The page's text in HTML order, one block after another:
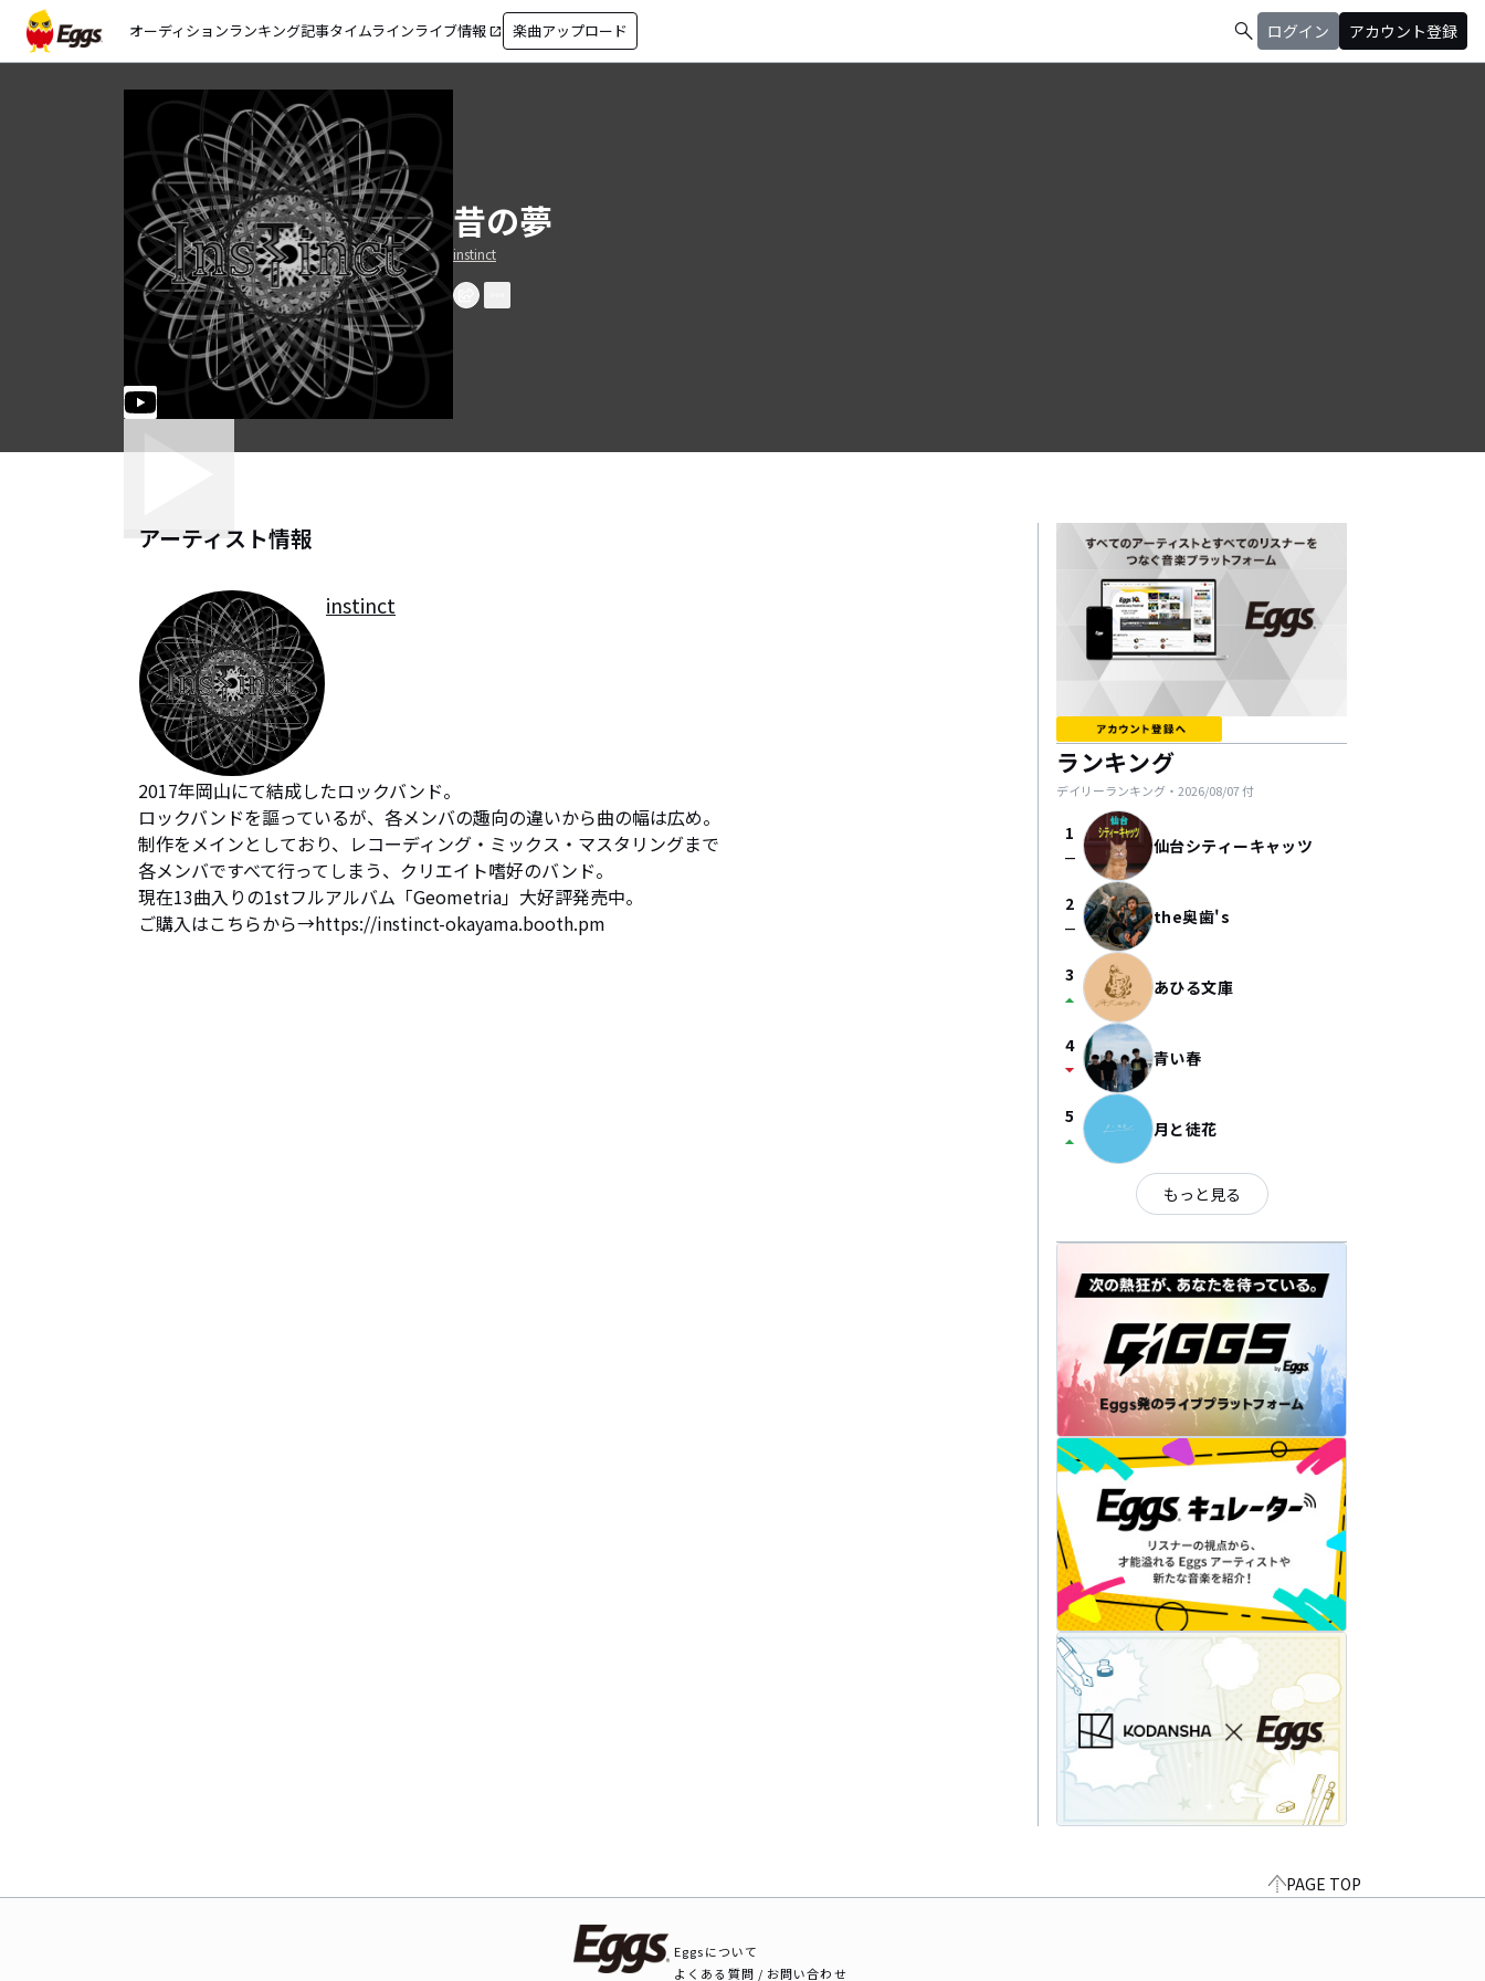
オーディションランキング記事タイムラインライブ情報 open_in_new 楽曲アップロード search ログイン アカウント登録
昔の夢
instinct
アーティスト情報
instinct
2017年岡山にて結成したロックバンド。
ロックバンドを謳っているが、各メンバの趣向の違いから曲の幅は広め。
制作をメインとしており、レコーディング・ミックス・マスタリングまで
各メンバですべて行ってしまう、クリエイト嗜好のバンド。
現在13曲入りの1stフルアルバム「Geometria」大好評発売中。
ご購入はこちらから→https://instinct-okayama.booth.pm
ランキング
デイリーランキング・ 2026/08/07付
1
check_indeterminate_small 仙台シティーキャッツ
2
check_indeterminate_small the奥歯's
3
arrow_drop_up あひる文庫
4
arrow_drop_down 青い春
5
arrow_drop_up 月と徒花
もっと見る
PAGE TOP
Eggsについて
よくある質問 / お問い合わせ